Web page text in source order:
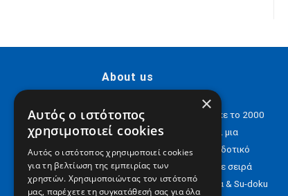
About us
H Digital Content ΑΕ ιδρύθηκε το 2000
και σήμερα έχει να επιδείξει μια
αξιόλογη παρουσία στον εκδοτικό
χώρο με e-books αλλά και με σειρά
περιοδικών για Σταυρόλεξα & Su-doku
×
Αυτός ο ιστότοπος
χρησιμοποιεί cookies
Αυτός ο ιστότοπος χρησιμοποιεί cookies
για τη βελτίωση της εμπειρίας των
χρηστών. Χρησιμοποιώντας τον ιστότοπό
μας, παρέχετε τη συγκατάθεσή σας για όλα